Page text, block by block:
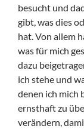
besucht und
gibt, was dies
hat. Von allem
was für mich
dazu
ich stehe und
denen ich mich
ernsthaft zu
verändern,